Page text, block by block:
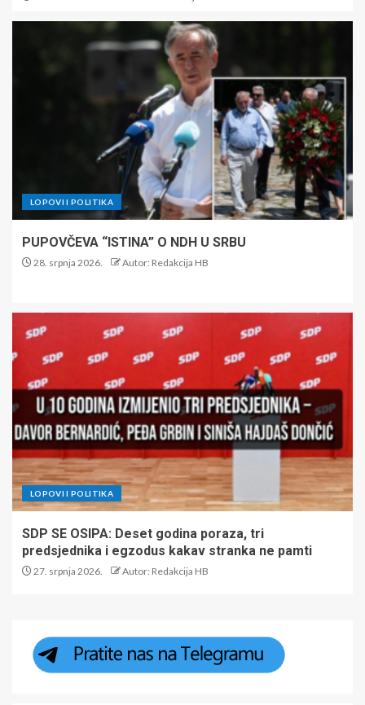
LOPOVI I POLITIKA
PUPOVČEVA “ISTINA” O NDH U SRBU
28. srpnja 2026. Autor: Redakcija HB
LOPOVI I POLITIKA
SDP SE OSIPA: Deset godina poraza, tri
predsjednika i egzodus kakav stranka ne pamti
27. srpnja 2026. Autor: Redakcija HB